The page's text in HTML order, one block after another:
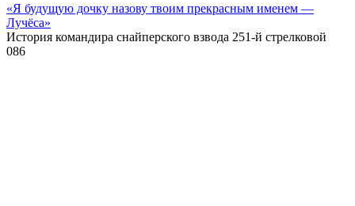
«Я будущую дочку назову твоим прекрасным именем —
Лучёса»
История командира снайперского взвода 251-й стрелковой
086